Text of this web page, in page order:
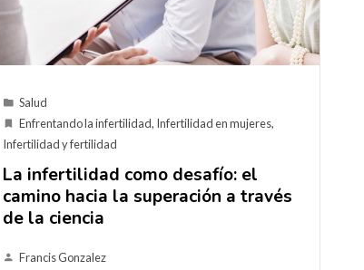
Salud
Enfrentando la infertilidad, Infertilidad en mujeres,
Infertilidad y fertilidad
La infertilidad como desafío: el
camino hacia la superación a través
de la ciencia
Francis Gonzalez